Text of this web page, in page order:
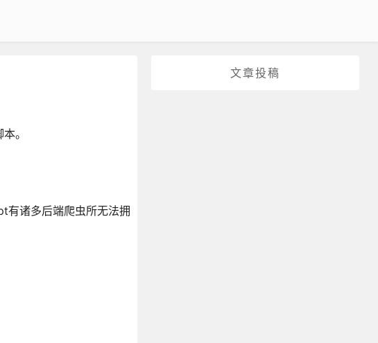
文章投稿
。
有诸多后端爬虫所无法拥